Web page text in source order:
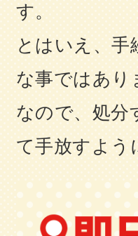
す。
とはいえ、
な事ではあり
なので、処分
て手放すよう